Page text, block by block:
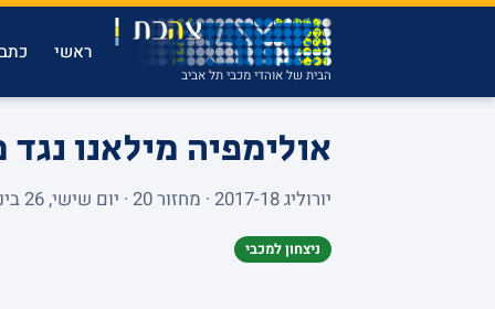
הבית של אוהדי מכבי תל אביב
ראשי
אולימפיה מילאנו
יורוליג 2017-18 · מחזור 20 · יום שישי, 26 בינואר 2018 · MEDIOLANUM FORUM · 8,282 צופים
ניצחון למכבי